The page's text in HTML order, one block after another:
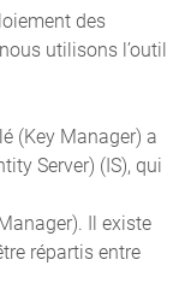
des
utilisons l’outil
(Key Manager) a
Server) (IS), qui
Il existe
répartis entre